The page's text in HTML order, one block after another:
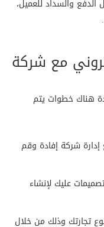
والسداد للعميل،
مع شركة
هناك خطوات يتم
شركة إفادة وقم
عليك لإنشاء
تجارتك وذلك من خلال